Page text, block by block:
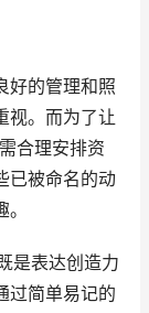
好的管理和照
视。而为了让
合理安排资
已被命名的动
是表达创造力
过简单易记的